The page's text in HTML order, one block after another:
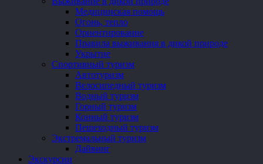
Медицинская помощь
Огонь, тепло
Ориентирование
Правила выживания в дикой природе
Укрытие
Спортивный туризм
Автотуризм
Велосипедный туризм
Водный туризм
Горный туризм
Конный туризм
Пешеходный туризм
Экстремальный туризм
Дайвинг
Экскурсии